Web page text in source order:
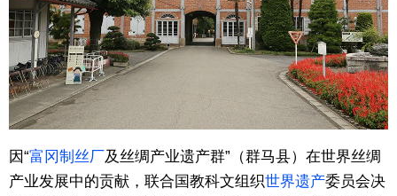
因“富冈制丝厂及丝绸产业遗产群”（群马县）在世界丝绸
产业发展中的贡献，联合国教科文组织世界遗产委员会决